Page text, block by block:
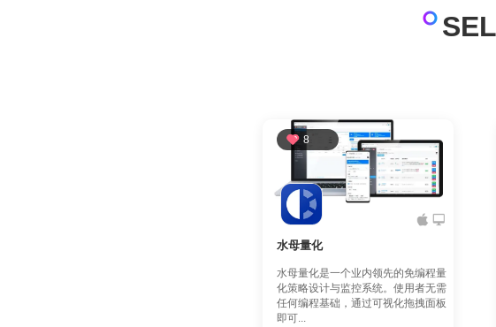
8
水母量化
水母量化是一个业内领先的免编程量
化策略设计与监控系统。使用者无需
任何编程基础，通过可视化拖拽面板
即可...